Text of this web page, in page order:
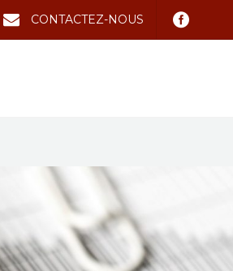
CONTACTEZ-NOUS